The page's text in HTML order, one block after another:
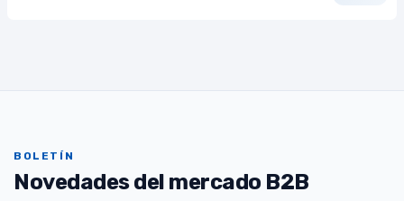
BOLETÍN
Novedades del mercado B2B